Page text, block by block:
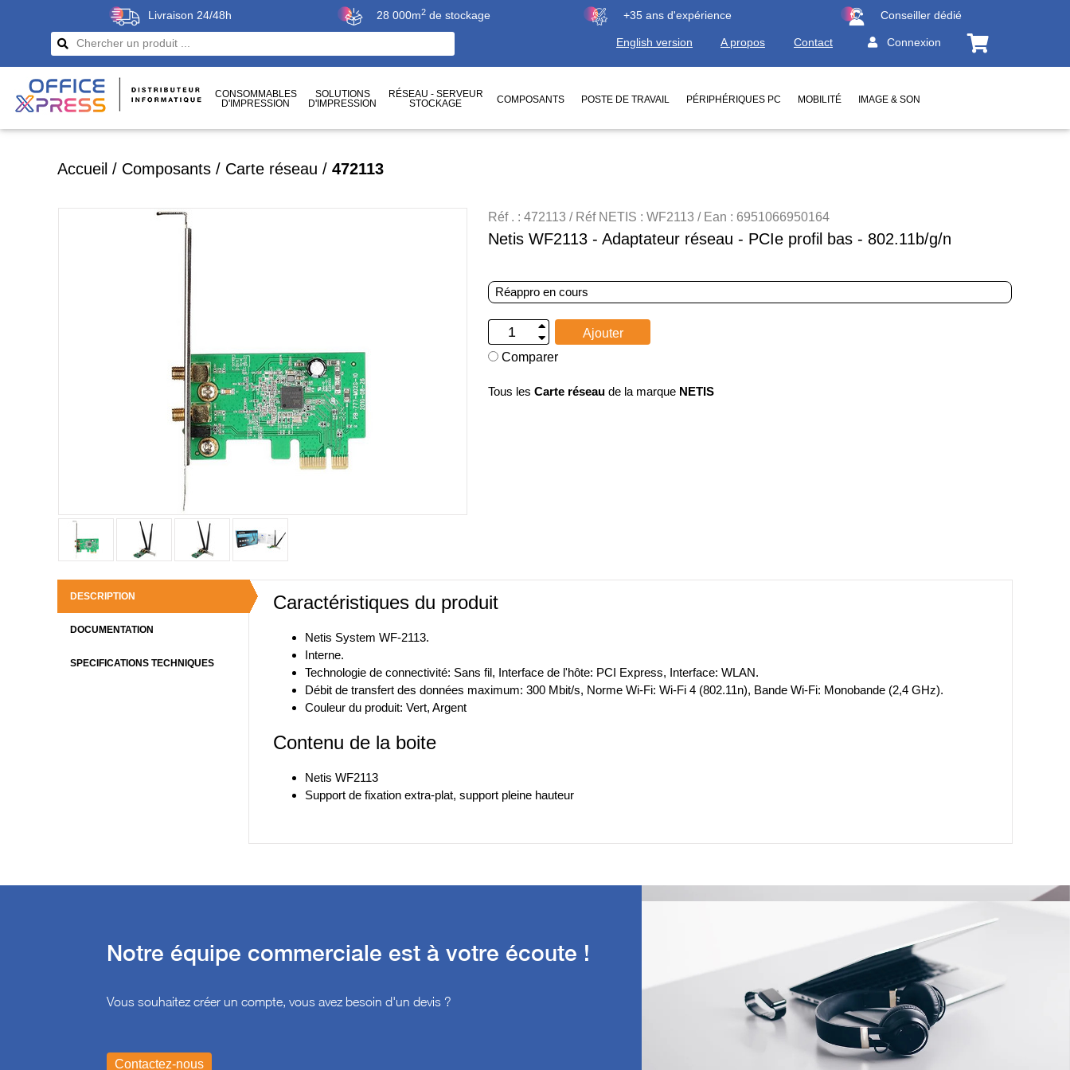
Livraison 24/48h 28 000m2 de stockage +35 ans d'expérience Conseiller dédié
English version A propos Contact Connexion
CONSOMMABLES
D'IMPRESSION
SOLUTIONS
D'IMPRESSION
RÉSEAU - SERVEUR
STOCKAGE
COMPOSANTS POSTE DE TRAVAIL PÉRIPHÉRIQUES PC MOBILITÉ IMAGE & SON
Accueil / Composants / Carte réseau / 472113
Réf . : 472113 / Réf NETIS : WF2113 / Ean : 6951066950164
Netis WF2113 - Adaptateur réseau - PCIe profil bas - 802.11b/g/n
Réappro en cours
Ajouter
Comparer
Tous les Carte réseau de la marque NETIS
Caractéristiques du produit
Netis System WF-2113.
Interne.
Technologie de connectivité: Sans fil, Interface de l'hôte: PCI Express, Interface: WLAN.
Débit de transfert des données maximum: 300 Mbit/s, Norme Wi-Fi: Wi-Fi 4 (802.11n), Bande Wi-Fi: Monobande (2,4 GHz).
Couleur du produit: Vert, Argent
Contenu de la boite
Netis WF2113
Support de fixation extra-plat, support pleine hauteur
DESCRIPTION
DOCUMENTATION
SPECIFICATIONS TECHNIQUES
Notre équipe commerciale est à votre écoute !
Vous souhaitez créer un compte, vous avez besoin d'un devis ?